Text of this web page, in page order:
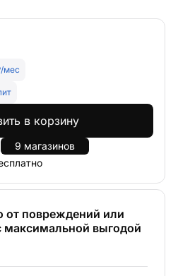
мес
в корзину
9 магазинов
от повреждений или
максимальной выгодой